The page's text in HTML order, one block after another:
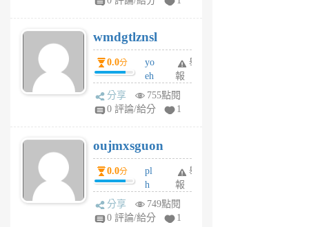
R
P
m
v
A
V
個
月
前
wmdgtlznsl
0.0分
yo
eh
ld
gy
個
月
前
舉
報
分享
755點閱
0 評論/給分
1
oujmxsguon
0.0分
pl
h
wi
w
舉
報
分享
749點閱
0 評論/給分
1